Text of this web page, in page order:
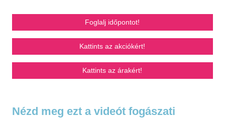
Foglalj időpontot!
Kattints az akciókért!
Kattints az árakért!
Nézd meg ezt a videót fogászati